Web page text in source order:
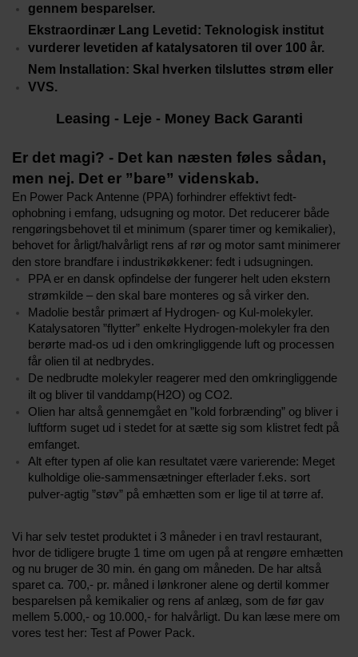
gennem besparelser.
Ekstraordinær Lang Levetid : Teknologisk institut
vurderer levetiden af katalysatoren til over 100 år.
Nem Installation: Skal hverken tilsluttes strøm eller
VVS.
Leasing - Leje - Money Back Garanti
Er det magi? - Det kan næsten føles sådan,
men nej. Det er ”bare” videnskab.
En Power Pack Antenne (PPA) forhindrer effektivt fedt-
ophobning i emfang, udsugning og motor. Det reducerer både
rengøringsbehovet til et minimum (sparer timer og kemikalier),
behovet for årligt/halvårligt rens af rør og motor samt minimerer
den store brandfare i industrikøkkener: fedt i udsugningen.
PPA er en dansk opfindelse der fungerer helt uden ekstern
strømkilde – den skal bare monteres og så virker den.
Madolie består primært af Hydrogen- og Kul-molekyler.
Katalysatoren ”flytter” enkelte Hydrogen-molekyler fra den
berørte mad-os ud i den omkringliggende luft og processen
får olien til at nedbrydes.
De nedbrudte molekyler reagerer med den omkringliggende
ilt og bliver til vanddamp(H2O) og CO2.
Olien har altså gennemgået en ”kold forbrænding” og bliver i
luftform suget ud i stedet for at sætte sig som klistret fedt på
emfanget.
Alt efter typen af olie kan resultatet være varierende: Meget
kulholdige olie-sammensætninger efterlader f.eks. sort
pulver-agtig ”støv” på emhætten som er lige til at tørre af.
Vi har selv testet produktet i 3 måneder i en travl restaurant,
hvor de tidligere brugte 1 time om ugen på at rengøre emhætten
og nu bruger de 30 min. én gang om måneden. De har altså
sparet ca. 700,- pr. måned i lønkroner alene og dertil kommer
besparelsen på kemikalier og rens af anlæg, som de før gav
mellem 5.000,- og 10.000,- for halvårligt. Du kan læse mere om
vores test her: Test af Power Pack.